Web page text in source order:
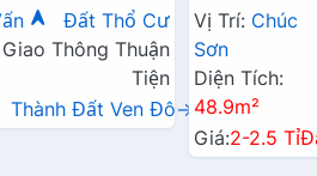
Đất Thổ Cư
Thông Thuận
Tiện
Thành Đất Ven Đô→
Hợp Cho Hộ
Vị Trí: Chúc
Sơn
Diện Tích:
48.9m²
Giá:2-2.5 Tỉ